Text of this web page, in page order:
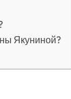
Якуниной?